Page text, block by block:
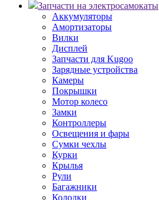
Запчасти на электросамокаты
Аккумуляторы
Амортизаторы
Вилки
Дисплей
Запчасти для Kugoo
Зарядные устройства
Камеры
Покрышки
Мотор колесо
Замки
Контроллеры
Освещения и фары
Сумки чехлы
Курки
Крылья
Рули
Багажники
Колодки